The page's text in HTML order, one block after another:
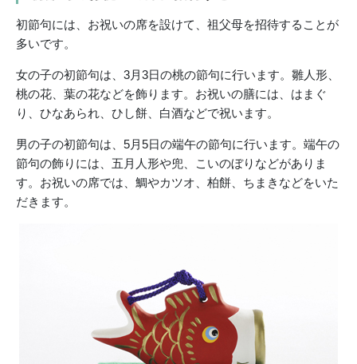
初節句には、お祝いの席を設けて、祖父母を招待することが
多いです。
女の子の初節句は、3月3日の桃の節句に行います。雛人形、
桃の花、葉の花などを飾ります。お祝いの膳には、はまぐ
り、ひなあられ、ひし餅、白酒などで祝います。
男の子の初節句は、5月5日の端午の節句に行います。端午の
節句の飾りには、五月人形や兜、こいのぼりなどがありま
す。お祝いの席では、鯛やカツオ、柏餅、ちまきなどをいた
だきます。